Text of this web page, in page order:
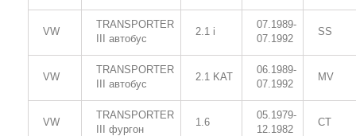
VW
TRANSPORTER
III автобус
2.1 i
07.1989-
07.1992
SS
VW
TRANSPORTER
III автобус
2.1 KAT
06.1989-
07.1992
MV
VW
TRANSPORTER
III фургон
1.6
05.1979-
12.1982
CT